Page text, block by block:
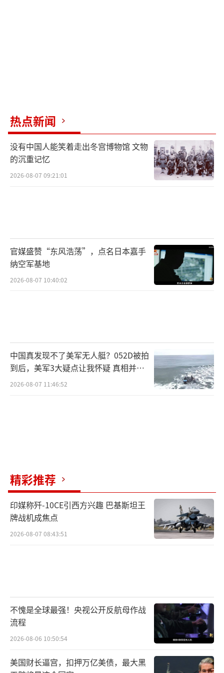
热点新闻
没有中国人能笑着走出冬宫博物馆 文物
的沉重记忆
2026-08-07 09:21:01
官媒盛赞“东风浩荡”，点名日本嘉手
纳空军基地
2026-08-07 10:40:02
中国真发现不了美军无人艇？052D被拍
到后，美军3大疑点让我怀疑 真相并非
如此
2026-08-07 11:46:52
精彩推荐
印媒称歼-10CE引西方兴趣 巴基斯坦王
牌战机成焦点
2026-08-07 08:43:51
不愧是全球最强！央视公开反航母作战
流程
2026-08-06 10:50:54
美国财长逼宫，扣押万亿美债，最大黑